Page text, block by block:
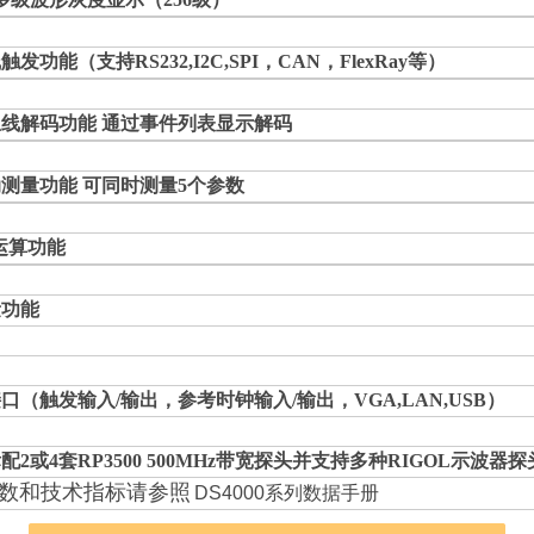
发功能（支持RS232,I2C,SPI，CAN，FlexRay等）
解码功能 通过事件列表显示解码
量功能 可同时测量5个参数
算功能
能
（触发输入/输出，参考时钟输入/输出，VGA,LAN,USB）
2或4套RP3500 500MHz带宽探头并支持多种RIGOL示波器探
和技术指标请参照 DS4000系列数据手册